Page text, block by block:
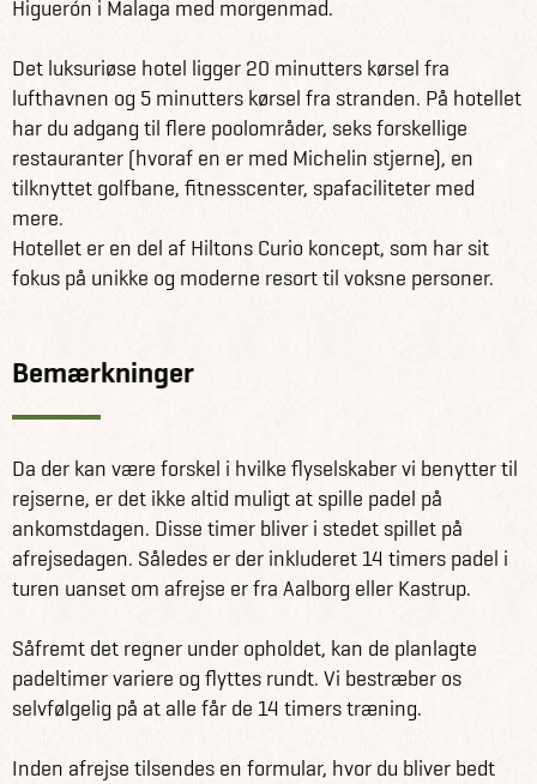
Higuerón i Malaga med morgenmad.
Det luksuriøse hotel ligger 20 minutters kørsel fra
lufthavnen og 5 minutters kørsel fra stranden. På hotellet
har du adgang til flere poolområder, seks forskellige
restauranter (hvoraf en er med Michelin stjerne), en
tilknyttet golfbane, fitnesscenter, spafaciliteter med
mere.
Hotellet er en del af Hiltons Curio koncept, som har sit
fokus på unikke og moderne resort til voksne personer.
Bemærkninger
Da der kan være forskel i hvilke flyselskaber vi benytter til
rejserne, er det ikke altid muligt at spille padel på
ankomstdagen. Disse timer bliver i stedet spillet på
afrejsedagen. Således er der inkluderet 14 timers padel i
turen uanset om afrejse er fra Aalborg eller Kastrup.
Såfremt det regner under opholdet, kan de planlagte
padeltimer variere og flyttes rundt. Vi bestræber os
selvfølgelig på at alle får de 14 timers træning.
Inden afrejse tilsendes en formular, hvor du bliver bedt